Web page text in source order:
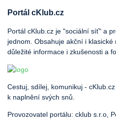
Portál cKlub.cz
Portál cKlub.cz je "sociální síť" a
jednom. Obsahuje akční i klasické
důležité informace i zkušenosti a
Cestuj, sdílej, komunikuj -
k naplnění svých snů.
Provozovatel portálu: cklub s.r.o,